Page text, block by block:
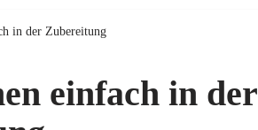
in der Zubereitung
einfach in der